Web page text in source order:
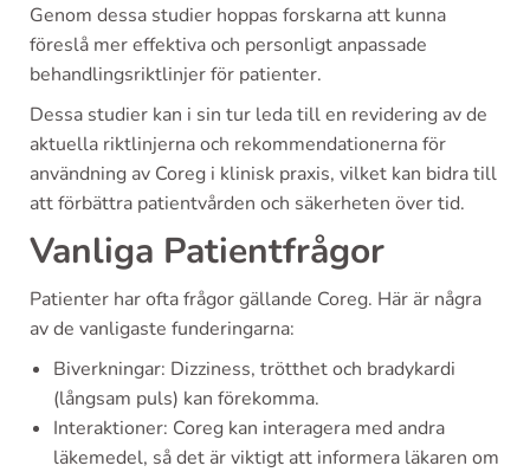
Genom dessa studier hoppas forskarna att kunna
föreslå mer effektiva och personligt anpassade
behandlingsriktlinjer för patienter.
Dessa studier kan i sin tur leda till en revidering av de
aktuella riktlinjerna och rekommendationerna för
användning av Coreg i klinisk praxis, vilket kan bidra till
att förbättra patientvården och säkerheten över tid.
Vanliga Patientfrågor
Patienter har ofta frågor gällande Coreg. Här är några
av de vanligaste funderingarna:
Biverkningar: Dizziness, trötthet och bradykardi
(långsam puls) kan förekomma.
Interaktioner: Coreg kan interagera med andra
läkemedel, så det är viktigt att informera läkaren om